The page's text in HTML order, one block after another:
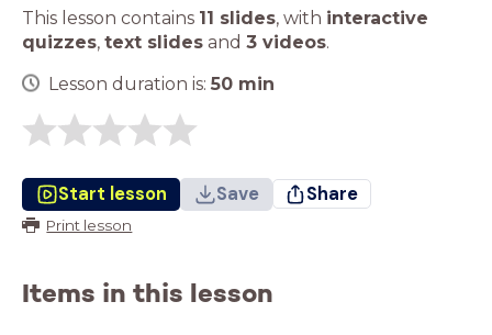
This lesson contains 11 slides, with interactive
quizzes, text slides and 3 videos.
Lesson duration is: 50 min
Start lesson Save Share
Print lesson
Items in this lesson